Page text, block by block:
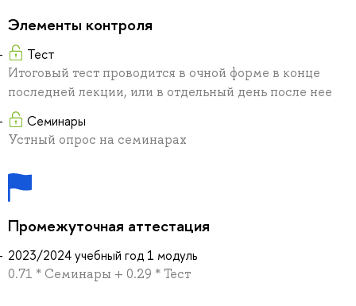
Элементы контроля
Тест
Итоговый тест проводится в очной форме в конце
последней лекции, или в отдельный день после нее
Семинары
Устный опрос на семинарах
Промежуточная аттестация
2023/2024 учебный год 1 модуль
0.71 * Семинары + 0.29 * Тест